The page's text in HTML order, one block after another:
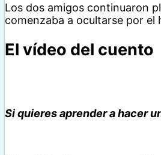
Los dos amigos continuaron
comenzaba a ocultarse por
El vídeo del cuento
Si quieres aprender a hacer